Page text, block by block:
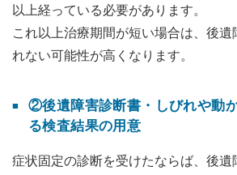
以上経っている必要があります。
これ以上治療期間が短い場合は、後遺
れない可能性が高くなります。
②後遺障害診断書・しびれや動
る検査結果の用意
症状固定の診断を受けたならば、後遺